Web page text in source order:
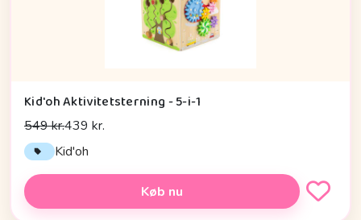
Kid'oh Aktivitetsterning - 5-i-1
549 kr.439 kr.
Kid'oh
Køb nu